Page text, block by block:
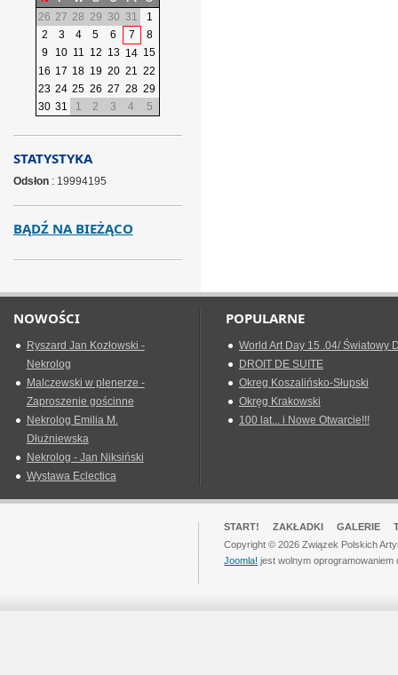
26 27 28 29 30 31
1
2
3 4 5 6 7
8
9
10 11 12 13 14 15
16 17 18 19 20 21 22
23 24 25 26 27 28 29
30 31 1 2 3 4 5
STATYSTYKA
Odsłon: 19994195
BĄDŹ NA BIEŻĄCO
NOWOŚCI
Ryszard Jan Kozłowski -
Nekrolog
Malczewski w plenerze -
Zaproszenie gościnne
Nekrolog Emilia M.
Dłużniewska
Nekrolog - Jan Niksiński
Wystawa Eclectica
POPULARNE
World Art Day 15 .04/ Światowy
DROIT DE SUITE
Okreg Koszalińsko-Słupski
Okręg Krakowski
100 lat... i Nowe Otwarcie!!!
START! ZAKŁADKI GALERIE
Copyright © 2026 Związek Polskich
Joomla! jest wolnym